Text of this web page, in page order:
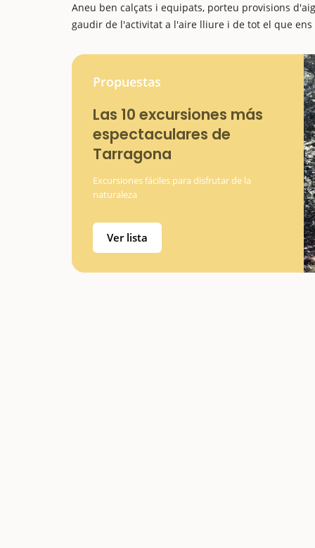
Aneu ben calçats i equipats, porteu provisions
gaudir de l'activitat a l'aire lliure i de tot el que
Propuestas
Las 10 excursiones más
espectaculares de
Tarragona
Excursiones fáciles para disfrutar de la
naturaleza
Ver lista